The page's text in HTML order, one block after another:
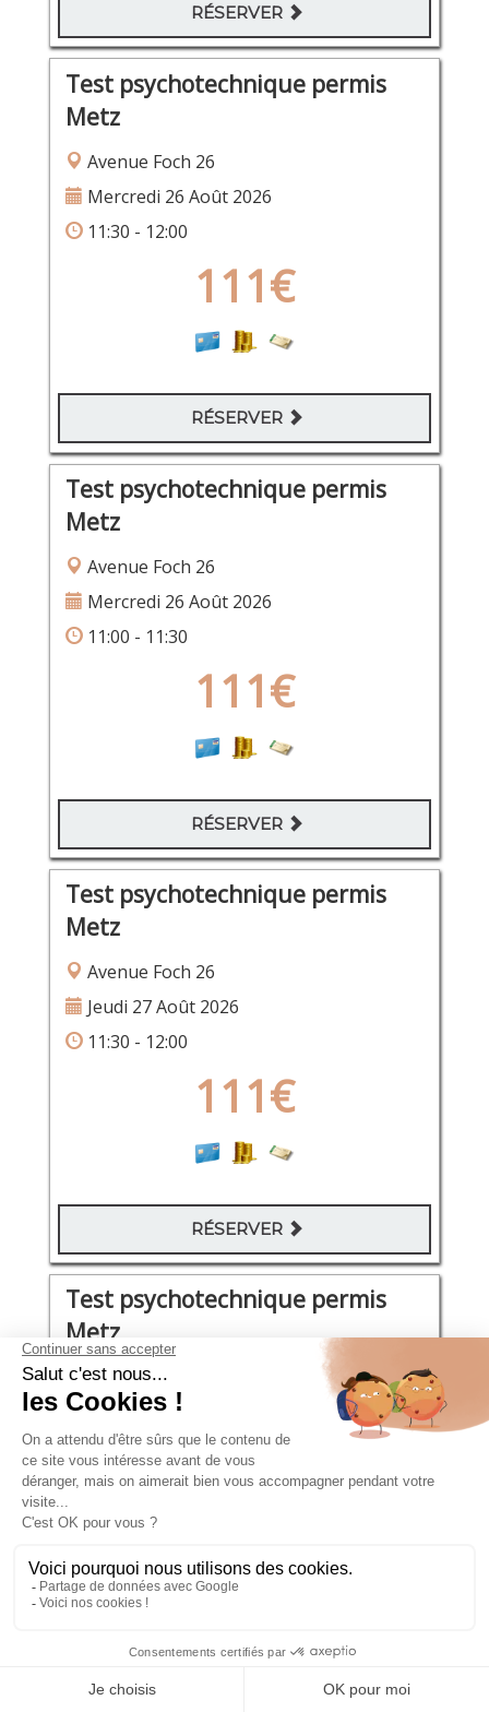
RÉSERVER
Test psychotechnique permis
Metz
Avenue Foch 26
Mercredi 26 Août 2026
11:30 - 12:00
111€
RÉSERVER
Test psychotechnique permis
Metz
Avenue Foch 26
Mercredi 26 Août 2026
11:00 - 11:30
111€
RÉSERVER
Test psychotechnique permis
Metz
Avenue Foch 26
Jeudi 27 Août 2026
11:30 - 12:00
111€
RÉSERVER
Test psychotechnique permis
Metz
Avenue Foch 26
Jeudi 27 Août 2026
11:00 - 11:30
111€
Test psychotechnique permis